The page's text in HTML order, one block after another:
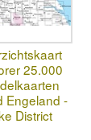
25.000
Engeland -
District